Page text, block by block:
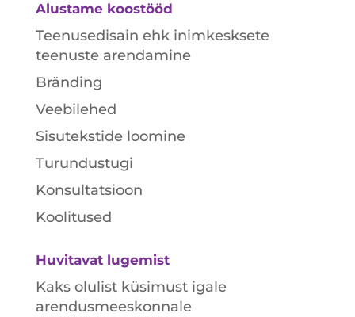
Alustame koostööd
Teenusedisain ehk inimkesksete
teenuste arendamine
Bränding
Veebilehed
Sisutekstide loomine
Turundustugi
Konsultatsioon
Koolitused
Huvitavat lugemist
Kaks olulist küsimust igale
arendusmeeskonnale